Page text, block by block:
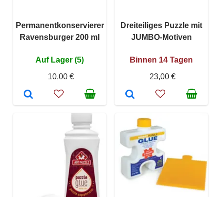
Permanentkonservierer
Ravensburger 200 ml
Auf Lager (5)
10,00 €
Dreiteiliges Puzzle mit
JUMBO-Motiven
Binnen 14 Tagen
23,00 €